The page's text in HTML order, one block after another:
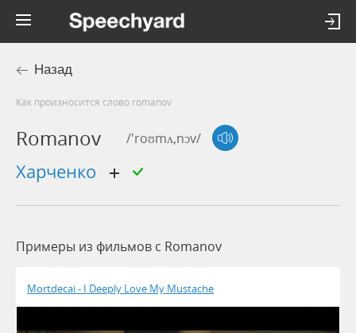
Назад
Как произносится слово romanov
Romanov /'roʊmʌ,nɔv/
харченко
Примеры из фильмов c Romanov
Mortdecai - I Deeply Love My Mustache